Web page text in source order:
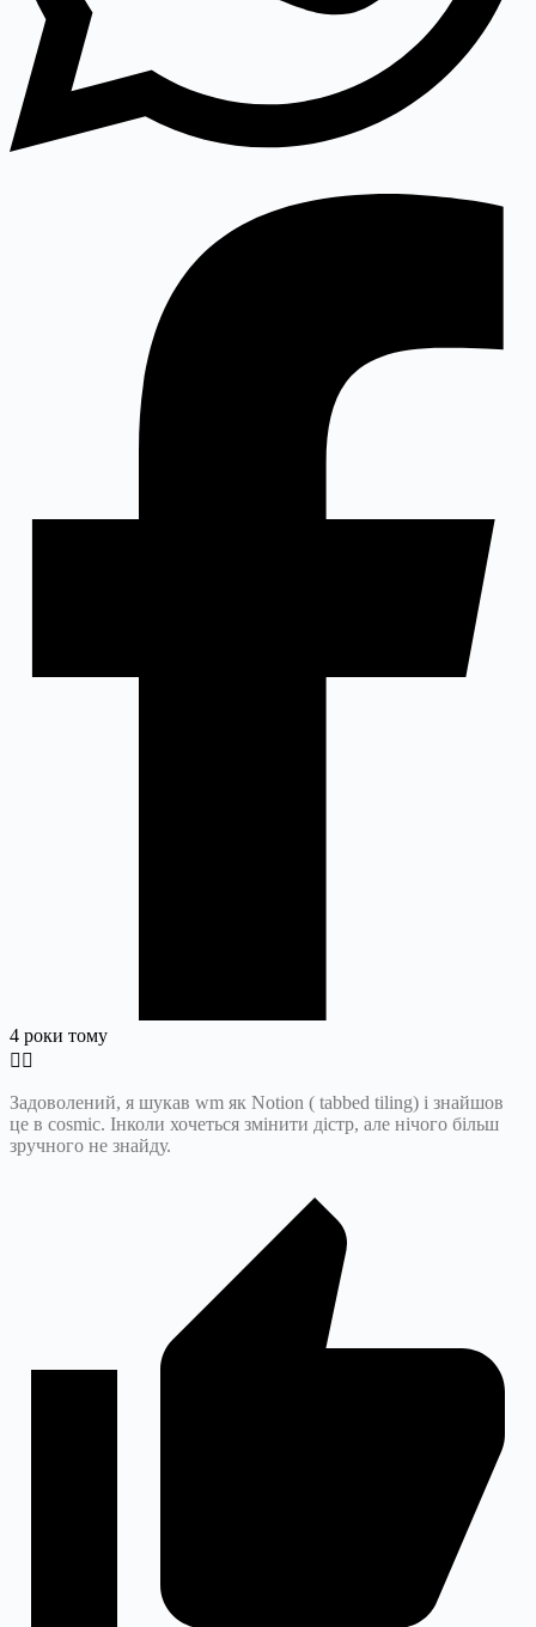
4 роки тому
Задоволений, я шукав wm як Notion ( tabbed tiling) і знайшов
це в cosmic. Інколи хочеться змінити дістр, але нічого більш
зручного не знайду.